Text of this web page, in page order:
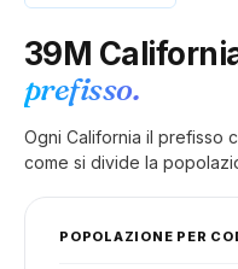
39M
prefisso.
Ogni California il prefisso
come si divide la
POPOLAZIONE PER